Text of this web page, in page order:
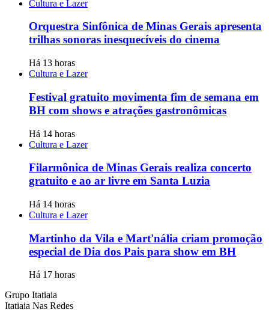
Cultura e Lazer
Orquestra Sinfônica de Minas Gerais apresenta
trilhas sonoras inesquecíveis do cinema
Há 13 horas
Cultura e Lazer
Festival gratuito movimenta fim de semana em
BH com shows e atrações gastronômicas
Há 14 horas
Cultura e Lazer
Filarmônica de Minas Gerais realiza concerto
gratuito e ao ar livre em Santa Luzia
Há 14 horas
Cultura e Lazer
Martinho da Vila e Mart'nália criam promoção
especial de Dia dos Pais para show em BH
Há 17 horas
Grupo Itatiaia
Itatiaia Nas Redes